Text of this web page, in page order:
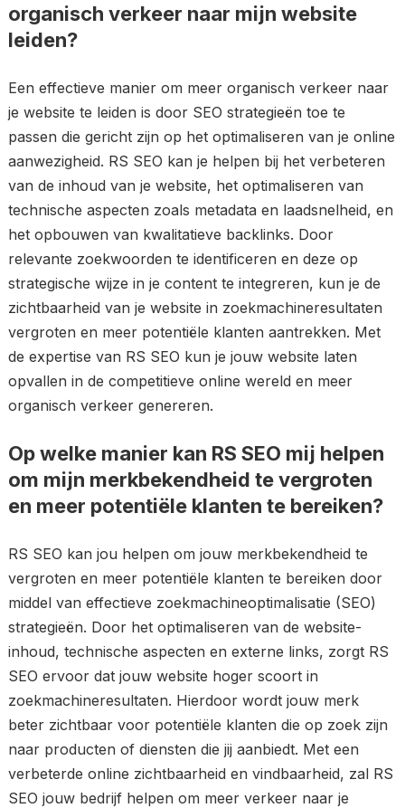
organisch verkeer naar mijn website
leiden?
Een effectieve manier om meer organisch verkeer naar
je website te leiden is door SEO strategieën toe te
passen die gericht zijn op het optimaliseren van je online
aanwezigheid. RS SEO kan je helpen bij het verbeteren
van de inhoud van je website, het optimaliseren van
technische aspecten zoals metadata en laadsnelheid, en
het opbouwen van kwalitatieve backlinks. Door
relevante zoekwoorden te identificeren en deze op
strategische wijze in je content te integreren, kun je de
zichtbaarheid van je website in zoekmachineresultaten
vergroten en meer potentiële klanten aantrekken. Met
de expertise van RS SEO kun je jouw website laten
opvallen in de competitieve online wereld en meer
organisch verkeer genereren.
Op welke manier kan RS SEO mij helpen
om mijn merkbekendheid te vergroten
en meer potentiële klanten te bereiken?
RS SEO kan jou helpen om jouw merkbekendheid te
vergroten en meer potentiële klanten te bereiken door
middel van effectieve zoekmachineoptimalisatie (SEO)
strategieën. Door het optimaliseren van de website-
inhoud, technische aspecten en externe links, zorgt RS
SEO ervoor dat jouw website hoger scoort in
zoekmachineresultaten. Hierdoor wordt jouw merk
beter zichtbaar voor potentiële klanten die op zoek zijn
naar producten of diensten die jij aanbiedt. Met een
verbeterde online zichtbaarheid en vindbaarheid, zal RS
SEO jouw bedrijf helpen om meer verkeer naar je